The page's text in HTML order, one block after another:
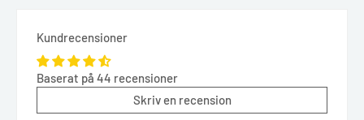
Kundrecensioner
Baserat på 44 recensioner
Skriv en recension